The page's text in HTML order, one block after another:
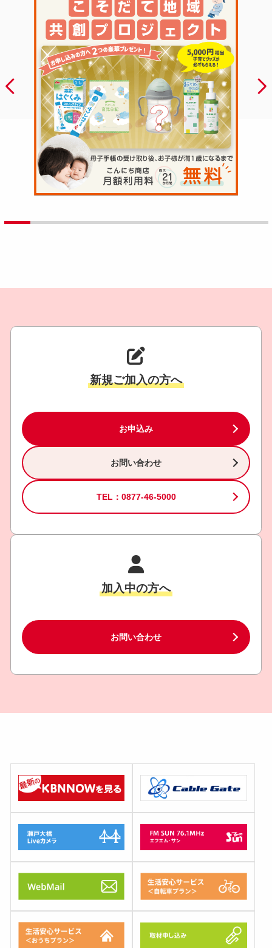
新規ご加入の方へ
お申込み
お問い合わせ
TEL：0877-46-5000
加入中の方へ
お問い合わせ